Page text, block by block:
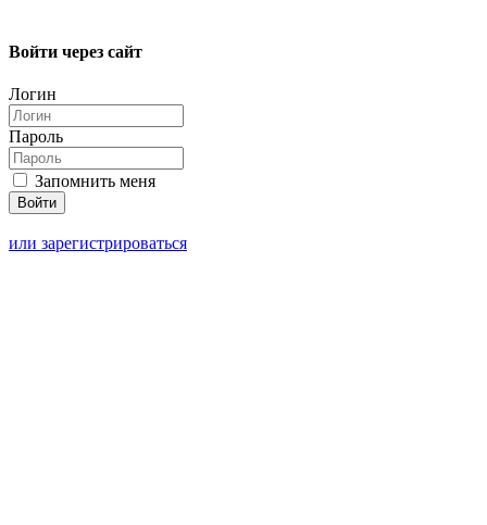
Войти через сайт
Логин
Пароль
Запомнить меня
или зарегистрироваться